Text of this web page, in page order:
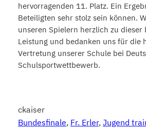
hervorragenden 11. Platz. Ein
Beteiligten sehr stolz sein können.
unseren Spielern herzlich zu dieser
Leistung und bedanken uns für die
Vertretung unserer Schule bei
Schulsportwettbewerb.
ckaiser
Bundesfinale, Fr. Erler, Jugend